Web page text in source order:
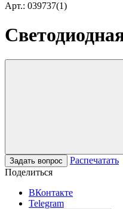
Арт.: 039737(1)
Задать вопрос
Распечатать
Поделиться
ВКонтакте
Telegram